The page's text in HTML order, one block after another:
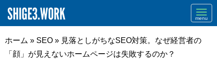
ホーム » SEO » 見落としがちなSEO対策。なぜ経営者の
「顔」が見えないホームページは失敗するのか？